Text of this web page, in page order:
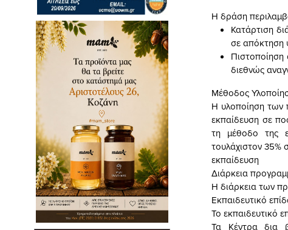
Η δράση
Κατάρτιση
σε απόκτηση
διεθνώς
Μέθοδος
Η υλοποίηση των
εκπαίδευση σε
τη μέθοδο της
τουλάχιστον
εκπαίδευση
Διάρκεια
Η διάρκεια των
Εκπαιδευτικό
Το εκπαιδευτικό
Τα Κέντρα δια